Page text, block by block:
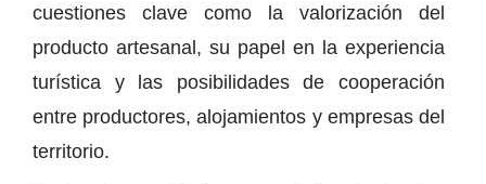
cuestiones clave como la valorización del
producto artesanal, su papel en la experiencia
turística y las posibilidades de cooperación
entre productores, alojamientos y empresas del
territorio.